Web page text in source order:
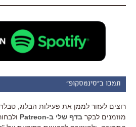
תמכו ב"סינמסקופ"
רוצים לעזור לממן את פעילות הבלוג,
מוזמנים לבקר בדף שלי ב-Patreon